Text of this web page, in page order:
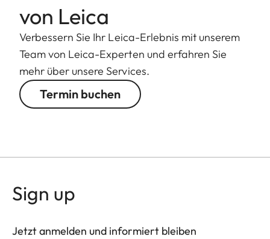
von Leica
Verbessern Sie Ihr Leica-Erlebnis mit unserem
Team von Leica-Experten und erfahren Sie
mehr über unsere Services.
Termin buchen
Sign up
Jetzt anmelden und informiert bleiben